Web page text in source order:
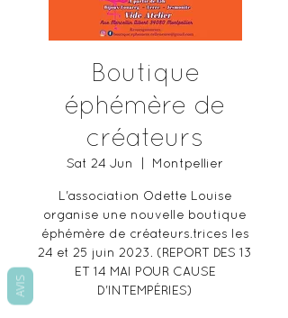
Boutique
éphémère de
créateurs
Sat 24 Jun Montpellier
L'association Odette Louise
organise une nouvelle boutique
éphémère de créateurs.trices les
24 et 25 juin 2023. (REPORT DES 13
ET 14 MAI POUR CAUSE
AVIS